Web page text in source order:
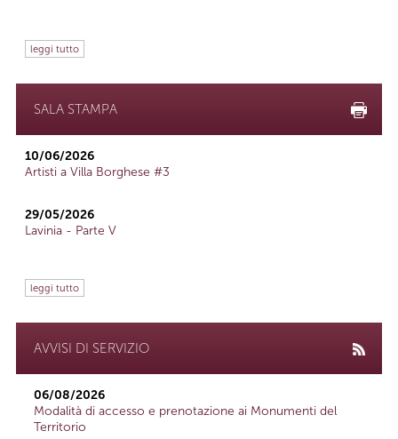
leggi tutto
SALA STAMPA
10/06/2026
Artisti a Villa Borghese #3
29/05/2026
Lavinia - Parte V
leggi tutto
AVVISI DI SERVIZIO
06/08/2026
Modalità di accesso e prenotazione ai Monumenti del
Territorio